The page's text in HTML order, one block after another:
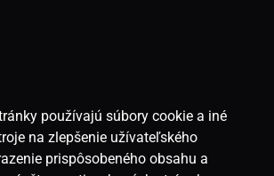
používajú súbory cookie a iné
na zlepšenie užívateľského
prispôsobeného obsahu a